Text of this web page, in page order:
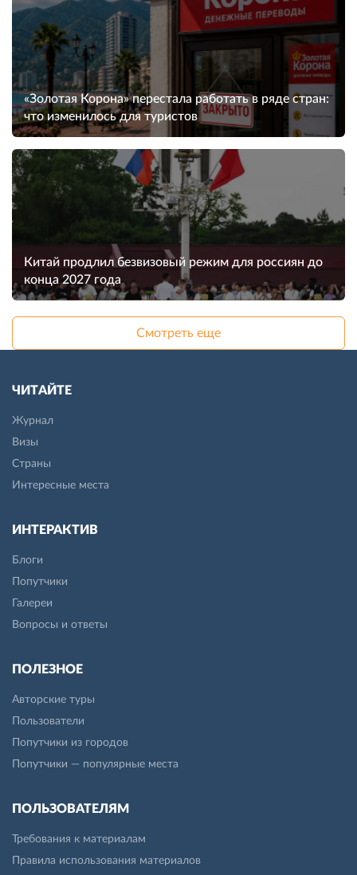
«Золотая Корона» перестала работать в ряде стран:
что изменилось для туристов
Китай продлил безвизовый режим для россиян до
конца 2027 года
Смотреть еще
ЧИТАЙТЕ
Журнал
Визы
Страны
Интересные места
ИНТЕРАКТИВ
Блоги
Попутчики
Галереи
Вопросы и ответы
ПОЛЕЗНОЕ
Авторские туры
Пользователи
Попутчики из городов
Попутчики — популярные места
ПОЛЬЗОВАТЕЛЯМ
Требования к материалам
Правила использования материалов